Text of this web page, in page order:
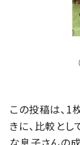
この投稿は、1
きに、比較と